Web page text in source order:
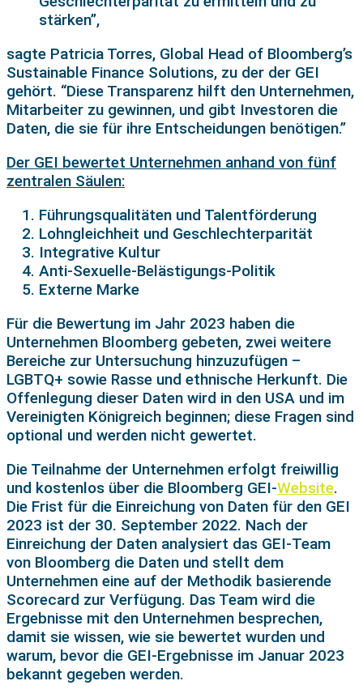
stärken”,
sagte Patricia Torres, Global Head of Bloomberg’s
Sustainable Finance Solutions, zu der der GEI
gehört. “Diese Transparenz hilft den Unternehmen,
Mitarbeiter zu gewinnen, und gibt Investoren die
Daten, die sie für ihre Entscheidungen benötigen.”
Der GEI bewertet Unternehmen anhand von fünf
zentralen Säulen:
Führungsqualitäten und Talentförderung
Lohngleichheit und Geschlechterparität
Integrative Kultur
Anti-Sexuelle-Belästigungs-Politik
Externe Marke
Für die Bewertung im Jahr 2023 haben die
Unternehmen Bloomberg gebeten, zwei weitere
Bereiche zur Untersuchung hinzuzufügen –
LGBTQ+ sowie Rasse und ethnische Herkunft. Die
Offenlegung dieser Daten wird in den USA und im
Vereinigten Königreich beginnen; diese Fragen sind
optional und werden nicht gewertet.
Die Teilnahme der Unternehmen erfolgt freiwillig
und kostenlos über die Bloomberg GEI-Website.
Die Frist für die Einreichung von Daten für den GEI
2023 ist der 30. September 2022. Nach der
Einreichung der Daten analysiert das GEI-Team
von Bloomberg die Daten und stellt dem
Unternehmen eine auf der Methodik basierende
Scorecard zur Verfügung. Das Team wird die
Ergebnisse mit den Unternehmen besprechen,
damit sie wissen, wie sie bewertet wurden und
warum, bevor die GEI-Ergebnisse im Januar 2023
bekannt gegeben werden.